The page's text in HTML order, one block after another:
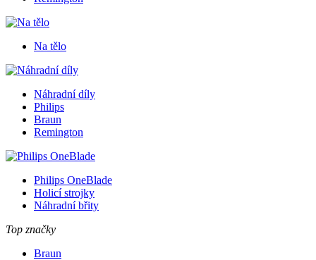
Na tělo
Náhradní díly
Philips
Braun
Remington
Philips OneBlade
Holicí strojky
Náhradní břity
Top značky
Braun